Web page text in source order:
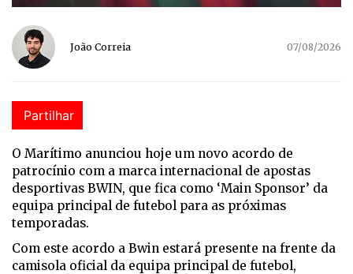
João Correia 07/08/2026
Partilhar
O Marítimo anunciou hoje um novo acordo de
patrocínio com a marca internacional de apostas
desportivas BWIN, que fica como ‘Main Sponsor’ da
equipa principal de futebol para as próximas
temporadas.
Com este acordo a Bwin estará presente na frente da
camisola oficial da equipa principal de futebol,